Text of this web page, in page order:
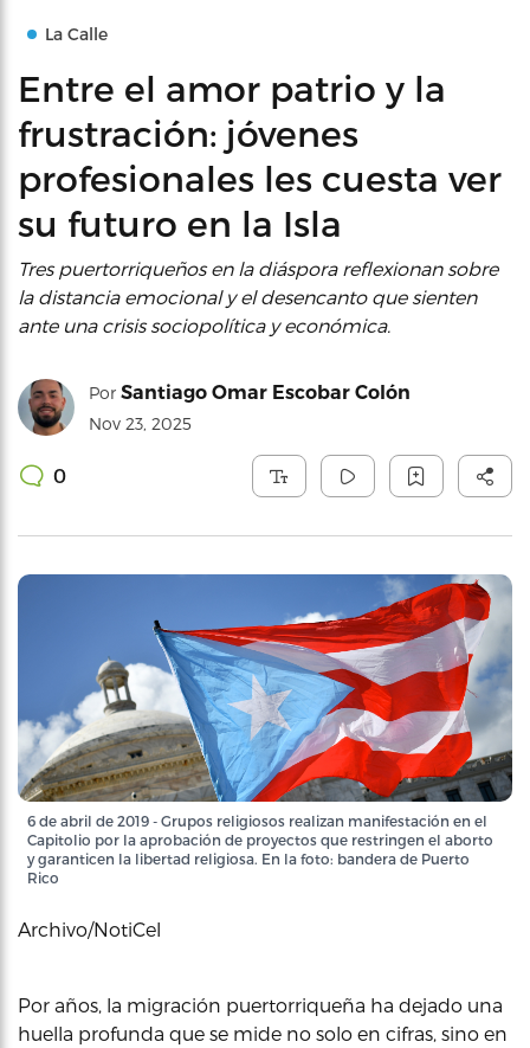
La Calle
Entre el amor patrio y la
frustración: jóvenes
profesionales les cuesta ver
su futuro en la Isla
Tres puertorriqueños en la diáspora reflexionan sobre
la distancia emocional y el desencanto que sienten
ante una crisis sociopolítica y económica.
Por Santiago Omar Escobar Colón
Nov 23, 2025
0
6 de abril de 2019 - Grupos religiosos realizan manifestación en el
Capitolio por la aprobación de proyectos que restringen el aborto
y garanticen la libertad religiosa. En la foto: bandera de Puerto
Rico
Archivo/NotiCel
Por años, la migración puertorriqueña ha dejado una
huella profunda que se mide no solo en cifras, sino en